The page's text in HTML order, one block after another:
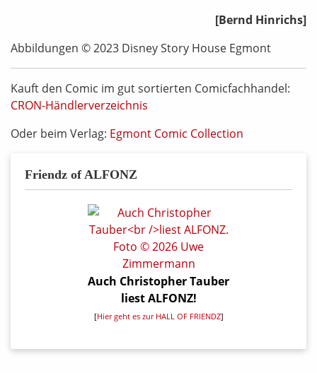
[Bernd Hinrichs]
Abbildungen © 2023 Disney Story House Egmont
Kauft den Comic im gut sortierten Comicfachhandel:
CRON-Händlerverzeichnis
Oder beim Verlag: Egmont Comic Collection
Friendz of ALFONZ
Auch Christopher Tauber
liest ALFONZ!
[Hier geht es zur HALL OF FRIENDZ]